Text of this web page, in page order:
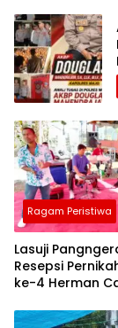
Ragam Peristiwa
Lasuji
Resepsi
ke-4 Herman